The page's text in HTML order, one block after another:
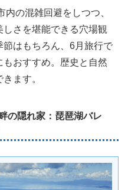
内の混雑回避をしつつ、
さを堪能できる穴場観
はもちろん、6月旅行で
おすすめ。歴史と自然
ます。
の隠れ家：琵琶湖バレ